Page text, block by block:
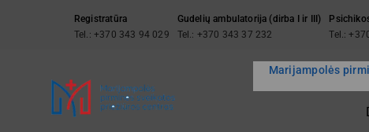
Registratūra
Tel.: +370 343 94 029
Gudelių ambulatorija (dirba I ir III)
Tel.: +370 343 37 232
Tel.:
Marijampolės